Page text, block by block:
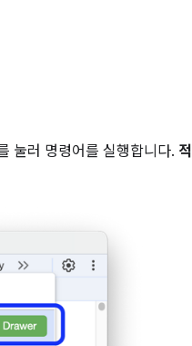
눌러 명령어를 실행합니다. 적